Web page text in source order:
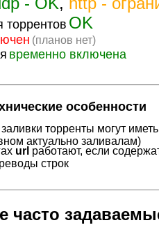
торрентов OK
(планов нет)
временно включена
особенности
торренты могут
актуально заливалам)
url работают, если
строк
часто